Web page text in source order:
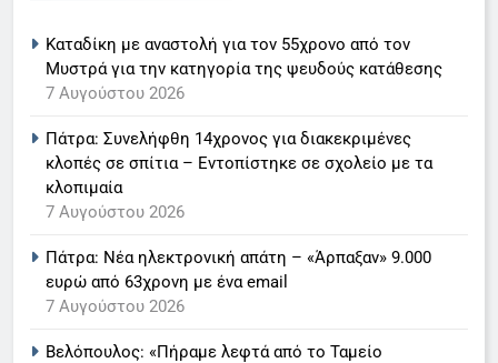
Καταδίκη με αναστολή για τον 55χρονο από τον
Μυστρά για την κατηγορία της ψευδούς κατάθεσης
7 Αυγούστου 2026
Πάτρα: Συνελήφθη 14χρονος για διακεκριμένες
κλοπές σε σπίτια – Εντοπίστηκε σε σχολείο με τα
κλοπιμαία
7 Αυγούστου 2026
Πάτρα: Νέα ηλεκτρονική απάτη – «Άρπαξαν» 9.000
ευρώ από 63χρονη με ένα email
7 Αυγούστου 2026
Βελόπουλος: «Πήραμε λεφτά από το Ταμείο
ειδήσεων της ΕΡΤ
LIFESTYLE-MEDIA
Στον ΑΝΤ1 η Σία Κοσιώνη- Η
ανακοίνωση του σταθμού
7
Τέλος από τον ΑΝΤ1 ο
LIFESTYLE-MEDIA